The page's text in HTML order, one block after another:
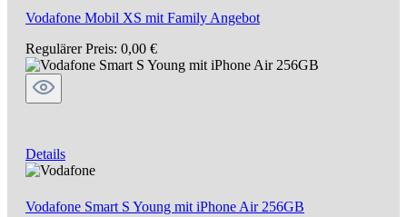
Vodafone Mobil XS mit Family Angebot
Regulärer Preis: 0,00 €
Details
Vodafone Smart S Young mit iPhone Air 256GB